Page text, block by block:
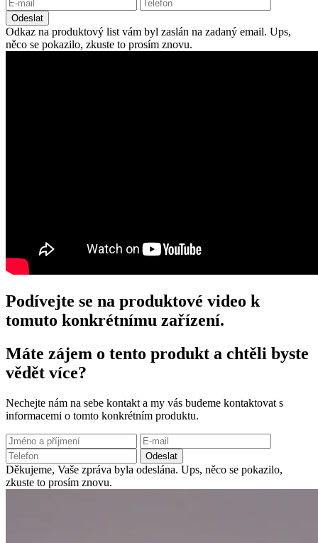
Odeslat
Odkaz na produktový list vám byl zaslán na zadaný email. Ups,
něco se pokazilo, zkuste to prosím znovu.
Podívejte se na produktové video k
tomuto konkrétnímu zařízení.
Máte zájem o tento produkt a chtěli byste
vědět více?
Nechejte nám na sebe kontakt a my vás budeme kontaktovat s
informacemi o tomto konkrétním produktu.
Odeslat
Děkujeme, Vaše zpráva byla odeslána. Ups, něco se pokazilo,
zkuste to prosím znovu.